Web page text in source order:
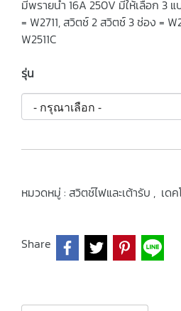
มีพรายน้ำ 16A 250V มีให้เลือก 3
= W2711, สวิตช์ 2 สวิตช์ 3 ช่อง =
W2511C
รุ่น
หมวดหมู่ : สวิตช์ไฟและเต้ารับ , เด
Share